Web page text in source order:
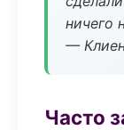
ничего
—
Часто